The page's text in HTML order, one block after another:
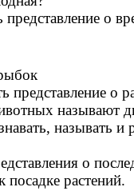
о
представление о
называют
называть
о
посадке растений.